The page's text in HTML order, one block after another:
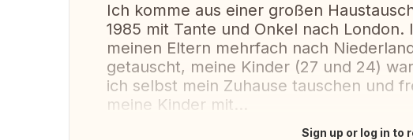
Ich komme aus einer großen
1985 mit Tante und Onkel nach
meinen Eltern mehrfach nach
getauscht, meine Kinder (27 und 24)
ich selbst mein Zuhause tauschen und
meine Kinder mit...
Sign up or log in to